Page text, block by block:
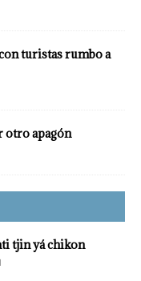
turistas rumbo a
otro apagón
tjin yá chikon